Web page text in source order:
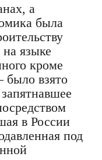
а
была
языке
кроме
было взято
в России
под